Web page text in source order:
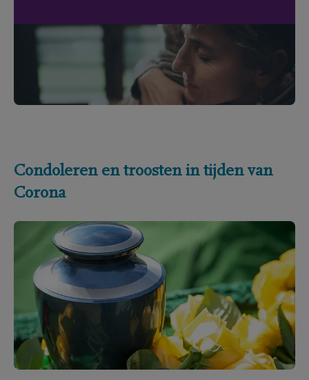
Condoleren en troosten in tijden van
Corona